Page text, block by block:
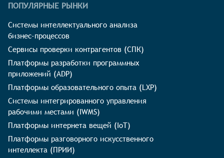
ПОПУЛЯРНЫЕ РЫНКИ
Системы интеллектуального анализа
бизнес-процессов
Сервисы проверки контрагентов (СПК)
Платформы разработки программных
приложений (ADP)
Платформы образовательного опыта (LXP)
Системы интегрированного управления
рабочими местами (IWMS)
Платформы интернета вещей (IoT)
Платформы разговорного искусственного
интеллекта (ПРИИ)